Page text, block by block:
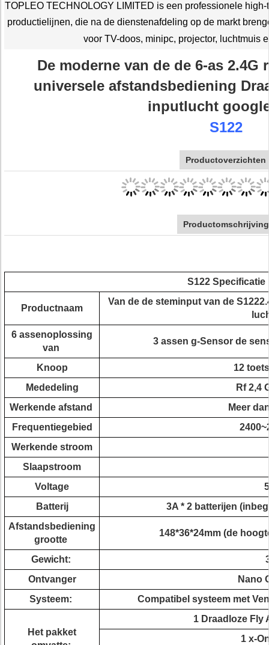
TOPLEO TECHNOLOGY LIMITED is een professionele
productielijnen, die na de dienstenafdeling op de markt
voor TV-doos, minipc, projector, luchtmuis
De moderne van de de 6-as 2.4G
universele afstandsbediening
inputlucht
S122
Productoverzichten
Productomschrijving
S122 Specificatie
Productnaam
Van de de steminput van de
6 assenoplossing
van
3 assen g-Sensor de
Knoop
12
Mededeling
Rf 2,4
Werkende afstand
Meer
Frequentiegebied
Werkende stroom
Slaapstroom
Voltage
Batterij
3A * 2 batterijen
Afstandsbediening
grootte
148*36*24mm (de
Gewicht:
Ontvanger
Nano
Systeem:
Compatibel systeem met
Het pakket
1 Draadloze Fly
1 x-